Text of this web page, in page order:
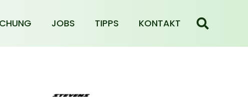
JOBS TIPPS KONTAKT